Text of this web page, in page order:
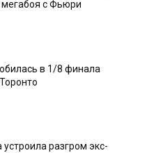
с Фьюри
в 1/8 финала
устроила разгром экс-